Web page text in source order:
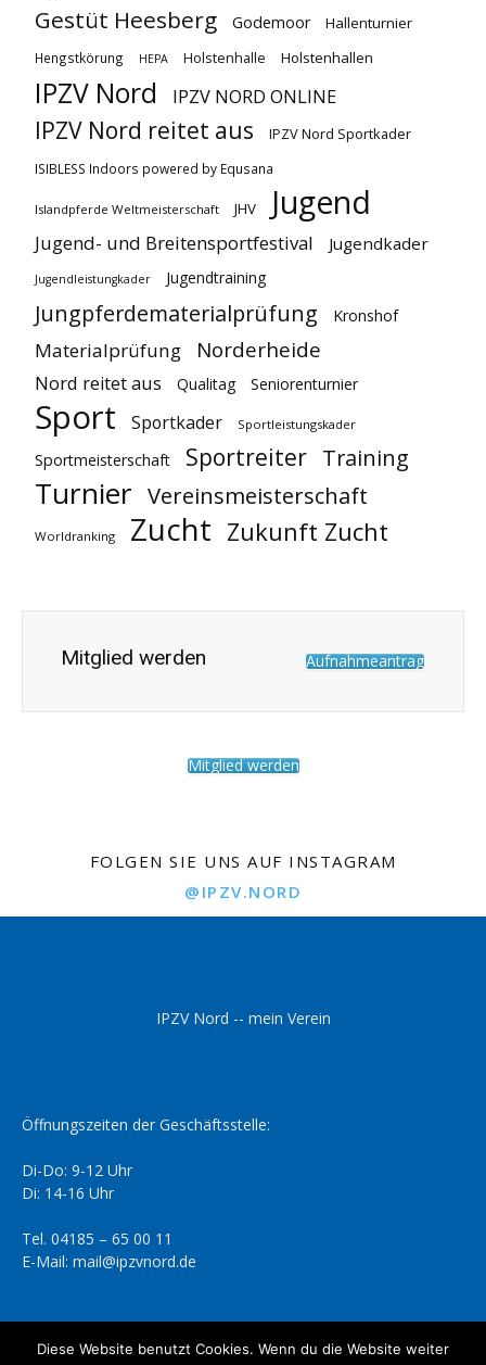
Gestüt Heesberg Godemoor Hallenturnier
Hengstkörung HEPA Holstenhalle Holstenhallen
IPZV Nord IPZV NORD ONLINE
IPZV Nord reitet aus IPZV Nord Sportkader
ISIBLESS Indoors powered by Equsana
Islandpferde Weltmeisterschaft JHV Jugend
Jugend- und Breitensportfestival Jugendkader
Jugendleistungkader Jugendtraining
Jungpferdematerialprüfung Kronshof
Materialprüfung Norderheide
Nord reitet aus Qualitag Seniorenturnier
Sport Sportkader Sportleistungskader
Sportmeisterschaft Sportreiter Training
Turnier Vereinsmeisterschaft
Worldranking Zucht Zukunft Zucht
Mitglied werden Aufnahmeantrag
Mitglied werden
FOLGEN SIE UNS AUF INSTAGRAM
@IPZV.NORD
IPZV Nord -- mein Verein
Öffnungszeiten der Geschäftsstelle:
Di-Do: 9-12 Uhr
Di: 14-16 Uhr
Tel. 04185 – 65 00 11
E-Mail: mail@ipzvnord.de
Diese Website benutzt Cookies. Wenn du die Website weiter